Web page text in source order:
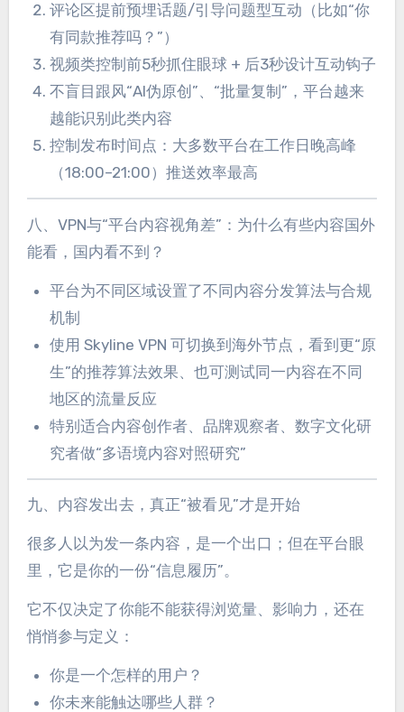
评论区提前预埋话题/引导问题型互动（比如“你
有同款推荐吗？”）
视频类控制前5秒抓住眼球 + 后3秒设计互动钩子
不盲目跟风“AI伪原创”、“批量复制”，平台越来
越能识别此类内容
控制发布时间点：大多数平台在工作日晚高峰
（18:00–21:00）推送效率最高
八、VPN与“平台内容视角差”：为什么有些内容国外
能看，国内看不到？
平台为不同区域设置了不同内容分发算法与合规
机制
使用 Skyline VPN 可切换到海外节点，看到更“原
生”的推荐算法效果、也可测试同一内容在不同
地区的流量反应
特别适合内容创作者、品牌观察者、数字文化研
究者做“多语境内容对照研究”
九、内容发出去，真正“被看见”才是开始
很多人以为发一条内容，是一个出口；但在平台眼
里，它是你的一份“信息履历”。
它不仅决定了你能不能获得浏览量、影响力，还在
悄悄参与定义：
你是一个怎样的用户？
你未来能触达哪些人群？